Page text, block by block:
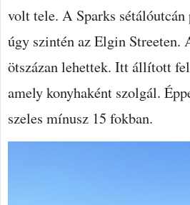
volt tele. A Sparks
úgy szintén az Elgin Streeten.
ötszázan lehettek. Itt állított
amely konyhaként szolgál.
szeles mínusz 15 fokban.